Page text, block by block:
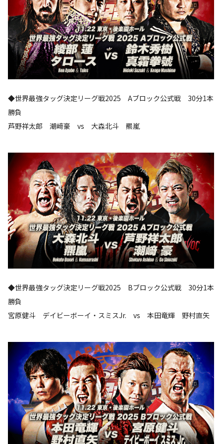
◆世界最強タッグ決定リーグ戦2025 Aブロック公式戦 30分1本
勝負
芦野祥太郎 潮﨑豪 vs 大森北斗 羆嵐
◆世界最強タッグ決定リーグ戦2025 Bブロック公式戦 30分1本
勝負
宮原健斗 デイビーボーイ・スミスJr. vs 本田竜輝 野村直矢